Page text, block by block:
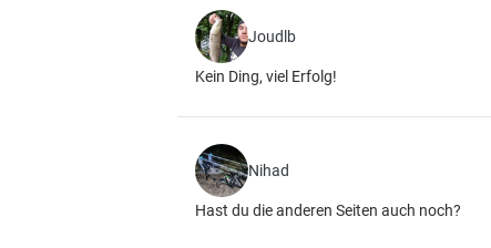
Joudlb
Kein Ding, viel Erfolg!
Nihad
Hast du die anderen Seiten auch noch?